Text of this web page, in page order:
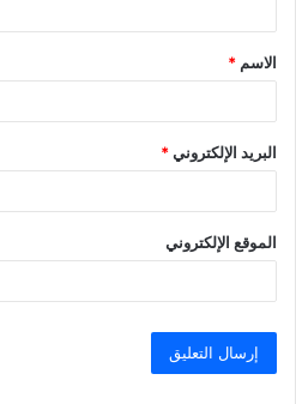
ق
*
الاسم *
البريد الإلكتروني*
الموقع الإلكتروني